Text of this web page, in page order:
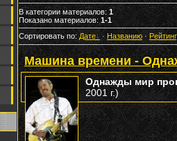
В категории материалов: 1
Показано материалов: 1-1
Сортировать по:Дате · Названию·
Машина времени -
Однажды мир
2001 г.)